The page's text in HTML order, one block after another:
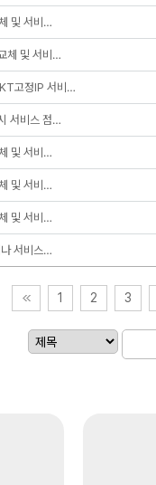
및 서비…
체 및 서비…
고정IP 서비…
서비스 점…
및 서비…
및 서비…
및 서비…
서비스…
1 2 3